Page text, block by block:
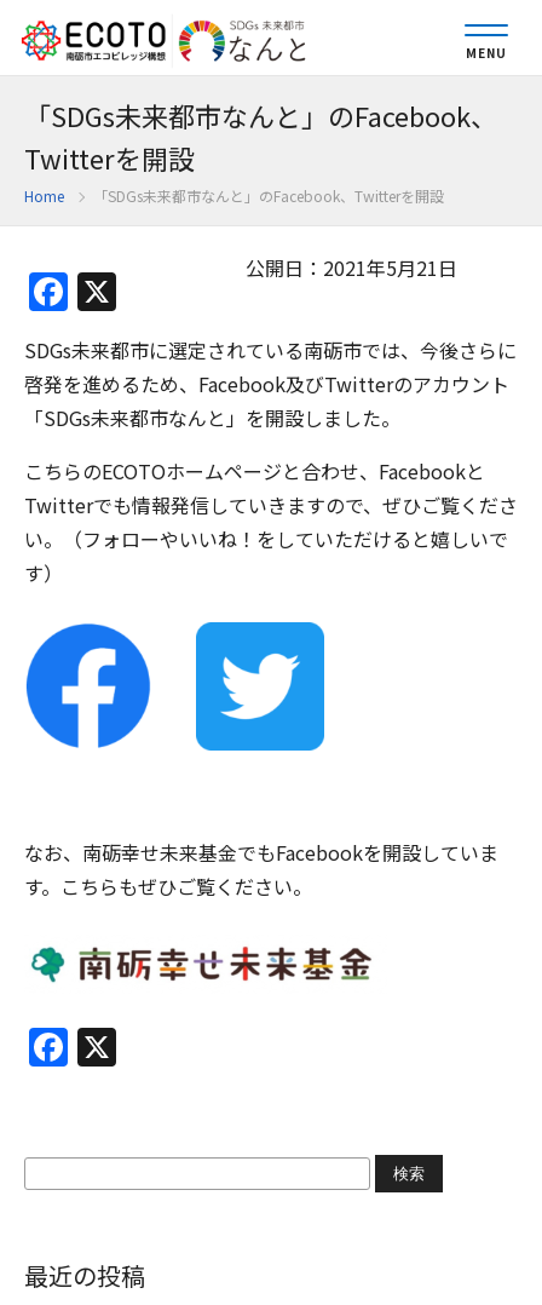
MENU
「SDGs未来都市なんと」のFacebook、
Twitterを開設
Home 「SDGs未来都市なんと」のFacebook、Twitterを開設
公開日：2021年5月21日
Facebook
SDGs未来都市に選定されている南砺市では、今後さらに
啓発を進めるため、Facebook及びTwitterのアカウント
「SDGs未来都市なんと」を開設しました。
こちらのECOTOホームページと合わせ、Facebookと
Twitterでも情報発信していきますので、ぜひご覧くださ
い。（フォローやいいね！をしていただけると嬉しいで
す）
なお、南砺幸せ未来基金でもFacebookを開設していま
す。こちらもぜひご覧ください。
Facebook
検
最近の投稿